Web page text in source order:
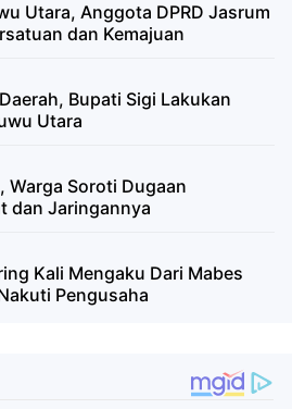
Utara, Anggota DPRD Jasrum
dan Kemajuan
Bupati Sigi Lakukan
Utara
Warga Soroti Dugaan
dan Jaringannya
Kali Mengaku Dari Mabes
Pengusaha